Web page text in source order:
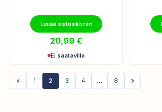
Lisää ostoskoriin
20,99€
Ei saatavilla
« 1 2 3 4 … 8 »